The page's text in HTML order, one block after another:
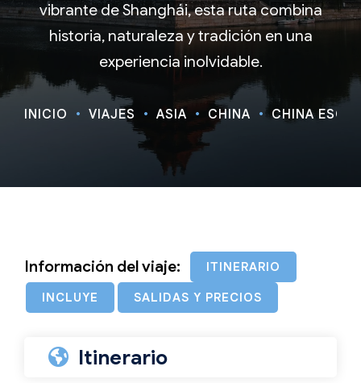
vibrante de Shanghái, esta ruta combina
historia, naturaleza y tradición en una
experiencia inolvidable.
INICIO VIAJES ASIA CHINA CHINA
Información del viaje: ITINERARIO
INCLUYE SALIDAS Y PRECIOS
Itinerario